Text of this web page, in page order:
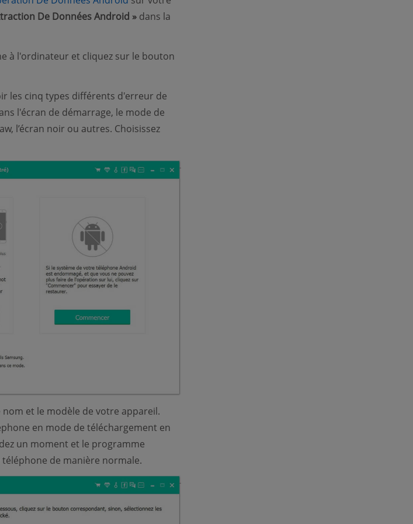
De Données Android »dans la
à l'ordinateur et cliquez sur le bouton
les cinq types différents d'erreur de
l'écran de démarrage, le mode de
l’écran noir ou autres. Choisissez
et le modèle de votre appareil.
en mode de téléchargement en
un moment et le programme
de manière normale.